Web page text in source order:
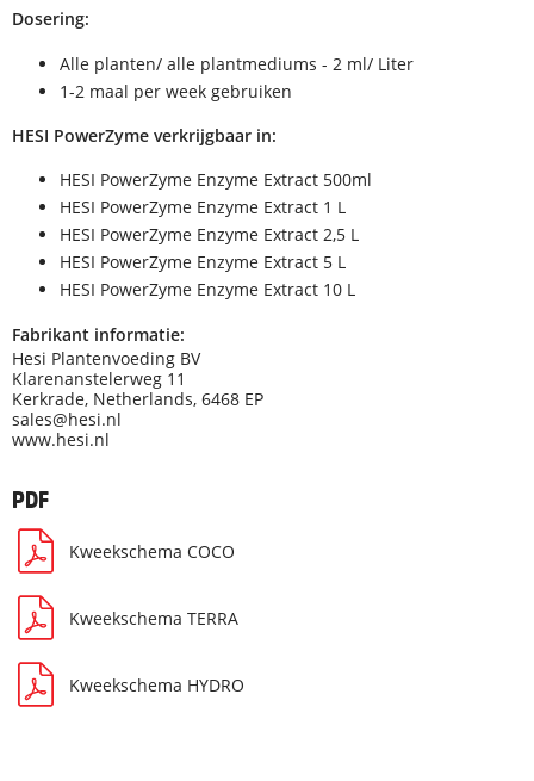
Dosering:
Alle planten/ alle plantmediums - 2 ml/ Liter
1-2 maal per week gebruiken
HESI PowerZyme verkrijgbaar in:
HESI PowerZyme Enzyme Extract 500ml
HESI PowerZyme Enzyme Extract 1 L
HESI PowerZyme Enzyme Extract 2,5 L
HESI PowerZyme Enzyme Extract 5 L
HESI PowerZyme Enzyme Extract 10 L
Fabrikant informatie:
Hesi Plantenvoeding BV
Klarenanstelerweg 11
Kerkrade, Netherlands, 6468 EP
sales@hesi.nl
www.hesi.nl
PDF
Kweekschema COCO
Kweekschema TERRA
Kweekschema HYDRO